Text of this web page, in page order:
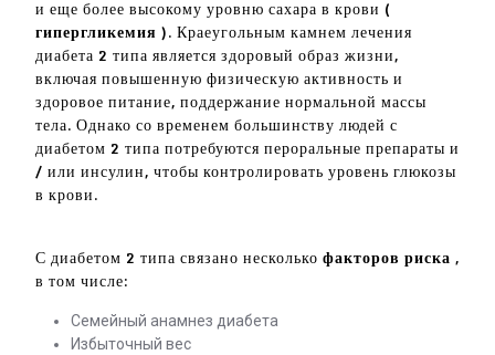
и еще более высокому уровню сахара в крови (
гипергликемия ). Краеугольным камнем лечения
диабета 2 типа является здоровый образ жизни,
включая повышенную физическую активность и
здоровое питание, поддержание нормальной массы
тела. Однако со временем большинству людей с
диабетом 2 типа потребуются пероральные препараты и
/ или инсулин, чтобы контролировать уровень глюкозы
в крови.
С диабетом 2 типа связано несколько факторов риска ,
в том числе:
Семейный анамнез диабета
Избыточный вес